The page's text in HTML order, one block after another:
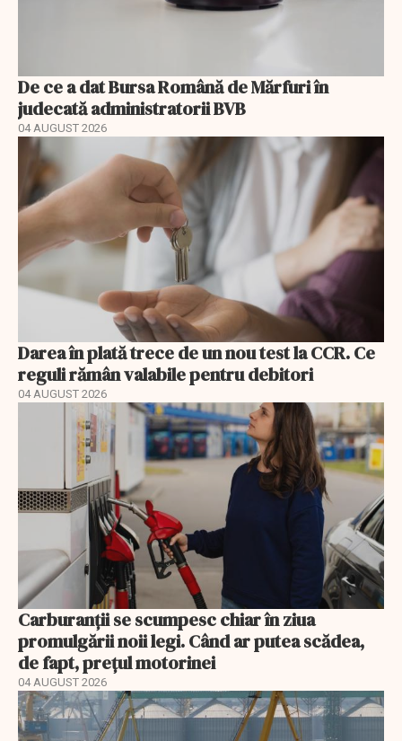
De ce a dat Bursa Română de Mărfuri în
judecată administratorii BVB
04 AUGUST 2026
Darea în plată trece de un nou test la CCR. Ce
reguli rămân valabile pentru debitori
04 AUGUST 2026
Carburanții se scumpesc chiar în ziua
promulgării noii legi. Când ar putea scădea,
de fapt, prețul motorinei
04 AUGUST 2026